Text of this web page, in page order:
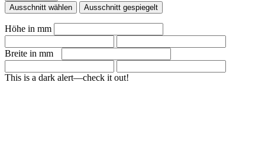
Ausschnitt wählen
Ausschnitt gespiegelt
Höhe in mm
Breite in mm
This is a dark alert—check it out!